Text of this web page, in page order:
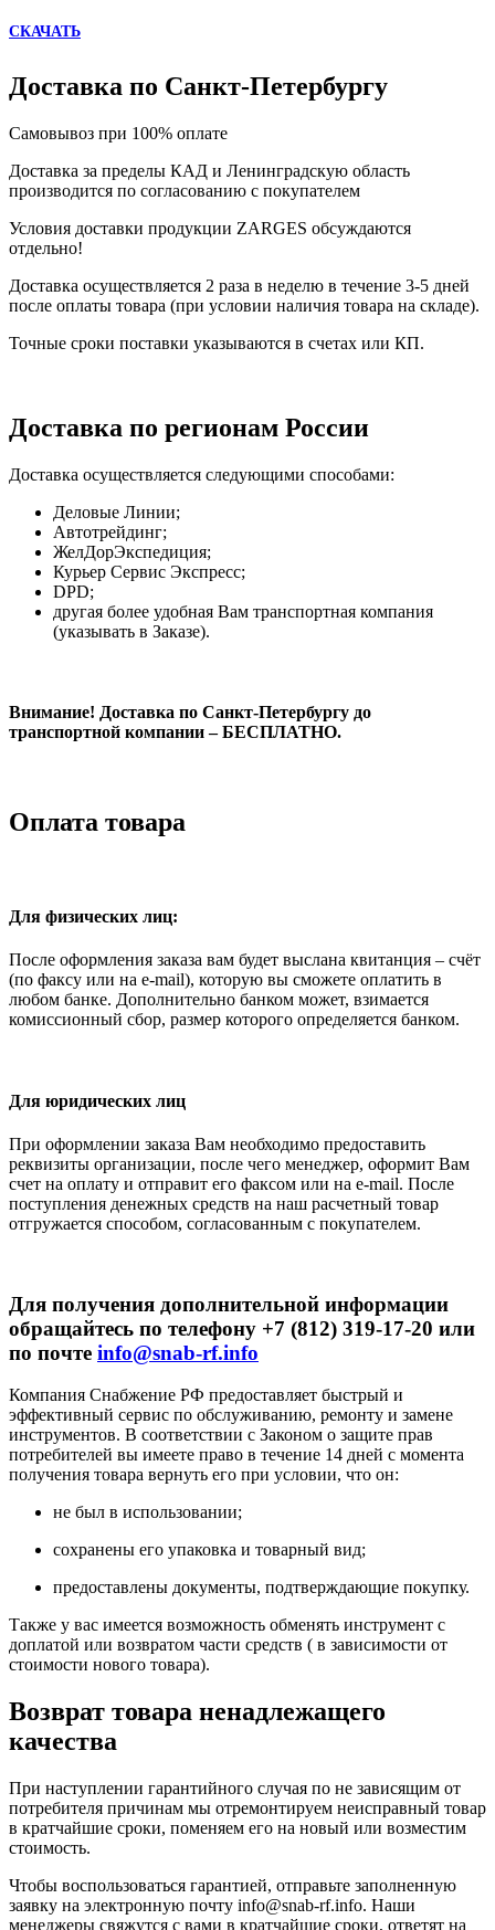
СКАЧАТЬ
Доставка по Санкт-Петербургу
Самовывоз при 100% оплате
Доставка за пределы КАД и Ленинградскую область
производится по согласованию с покупателем
Условия доставки продукции ZARGES обсуждаются
отдельно!
Доставка осуществляется 2 раза в неделю в течение 3-5 дней
после оплаты товара (при условии наличия товара на складе).
Точные сроки поставки указываются в счетах или КП.
Доставка по регионам России
Доставка осуществляется следующими способами:
Деловые Линии;
Автотрейдинг;
ЖелДорЭкспедиция;
Курьер Сервис Экспресс;
DPD;
другая более удобная Вам транспортная компания
(указывать в Заказе).
Внимание! Доставка по Санкт-Петербургу до
транспортной компании – БЕСПЛАТНО.
Оплата товара
Для физических лиц:
После оформления заказа вам будет выслана квитанция – счёт
(по факсу или на e-mail), которую вы сможете оплатить в
любом банке. Дополнительно банком может, взимается
комиссионный сбор, размер которого определяется банком.
Для юридических лиц
При оформлении заказа Вам необходимо предоставить
реквизиты организации, после чего менеджер, оформит Вам
счет на оплату и отправит его факсом или на e-mail. После
поступления денежных средств на наш расчетный товар
отгружается способом, согласованным с покупателем.
Для получения дополнительной информации
обращайтесь по телефону +7 (812) 319-17-20 или
по почте info@snab-rf.info
Компания Снабжение РФ предоставляет быстрый и
эффективный сервис по обслуживанию, ремонту и замене
инструментов. В соответствии с Законом о защите прав
потребителей вы имеете право в течение 14 дней с момента
получения товара вернуть его при условии, что он:
не был в использовании;
сохранены его упаковка и товарный вид;
предоставлены документы, подтверждающие покупку.
Также у вас имеется возможность обменять инструмент с
доплатой или возвратом части средств ( в зависимости от
стоимости нового товара).
Возврат товара ненадлежащего
качества
При наступлении гарантийного случая по не зависящим от
потребителя причинам мы отремонтируем неисправный товар
в кратчайшие сроки, поменяем его на новый или возместим
стоимость.
Чтобы воспользоваться гарантией, отправьте заполненную
заявку на электронную почту info@snab-rf.info. Наши
менеджеры свяжутся с вами в кратчайшие сроки, ответят на